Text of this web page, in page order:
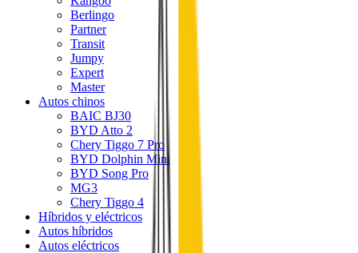
Berlingo
Partner
Transit
Jumpy
Expert
Master
Autos chinos
BAIC BJ30
BYD Atto 2
Chery Tiggo 7 Pro
BYD Dolphin Mini
BYD Song Pro
MG3
Chery Tiggo 4
Híbridos y eléctricos
Autos híbridos
Autos eléctricos